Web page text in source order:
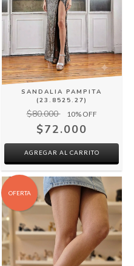
SANDALIA PAMPITA
(23.8525.27)
$80.000 10% OFF
$72.000
AGREGAR AL CARRITO
OFERTA